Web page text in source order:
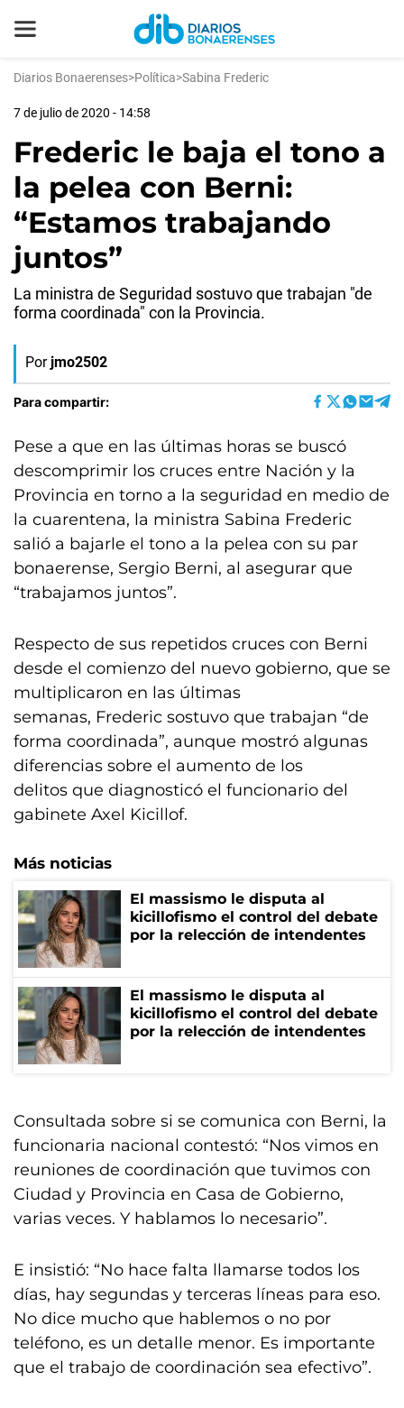
Diarios Bonaerenses>Política>Sabina Frederic
7 de julio de 2020 - 14:58
Frederic le baja el tono a
la pelea con Berni:
“Estamos trabajando
juntos”
La ministra de Seguridad sostuvo que trabajan "de
forma coordinada" con la Provincia.
Por jmo2502
Para compartir:
Pese a que en las últimas horas se buscó
descomprimir los cruces entre Nación y la
Provincia en torno a la seguridad en medio de
la cuarentena, la ministra Sabina Frederic
salió a bajarle el tono a la pelea con su par
bonaerense, Sergio Berni, al asegurar que
“trabajamos juntos”.
Respecto de sus repetidos cruces con Berni
desde el comienzo del nuevo gobierno, que se
multiplicaron en las últimas
semanas, Frederic sostuvo que trabajan “de
forma coordinada”, aunque mostró algunas
diferencias sobre el aumento de los
delitos que diagnosticó el funcionario del
gabinete Axel Kicillof.
Más noticias
El massismo le disputa al
kicillofismo el control del debate
por la relección de intendentes
El massismo le disputa al
kicillofismo el control del debate
por la relección de intendentes
Consultada sobre si se comunica con Berni, la
funcionaria nacional contestó: “Nos vimos en
reuniones de coordinación que tuvimos con
Ciudad y Provincia en Casa de Gobierno,
varias veces. Y hablamos lo necesario”.
E insistió: “No hace falta llamarse todos los
días, hay segundas y terceras líneas para eso.
No dice mucho que hablemos o no por
teléfono, es un detalle menor. Es importante
que el trabajo de coordinación sea efectivo”.